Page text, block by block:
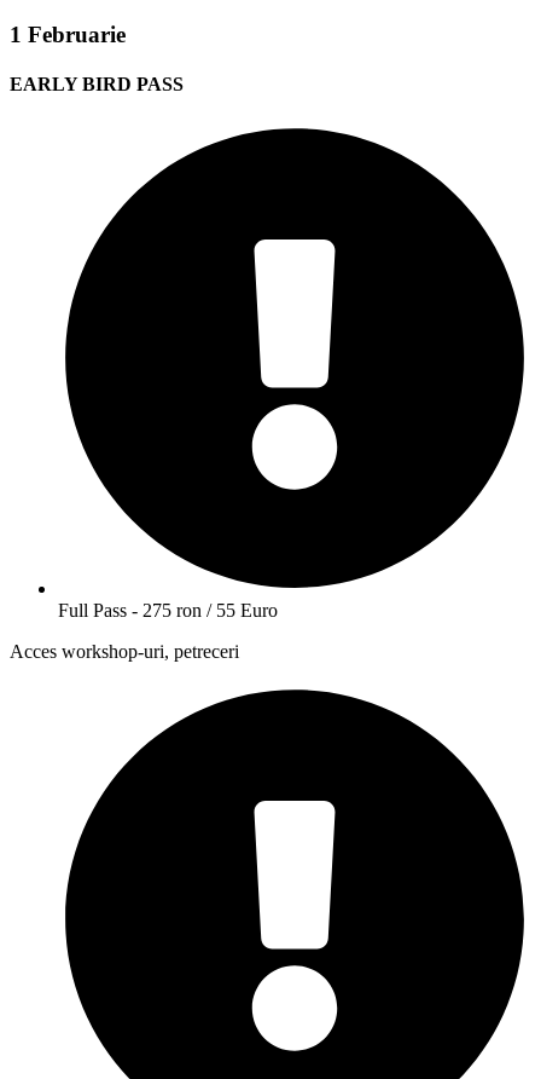
1 Februarie
EARLY BIRD PASS
Full Pass - 275 ron / 55 Euro
Acces workshop-uri, petreceri